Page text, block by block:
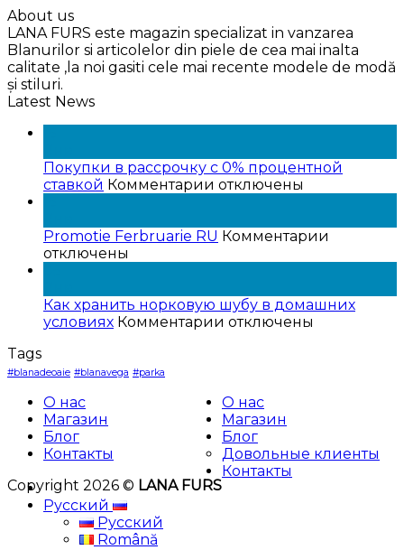
About us
LANA FURS este magazin specializat in vanzarea
Blanurilor si articolelor din piele de cea mai inalta
calitate ,la noi gasiti cele mai recente modele de modă
și stiluri.
Latest News
Покупки в рассрочку с 0% процентной
ставкой Комментарии к
в
процентной
ставкой
отключены
Promotie Ferbruarie RU Комментарии
RU
отключены
Как хранить норковую шубу в домашних
условиях Комментарии к
шубу
в
домашних
условиях
отключены
Tags
#blanadeoaie #blanavega #parka
О нас
Магазин
Блог
Контакты
Copyright 2026 © LANA FURS
О нас
Магазин
Блог
Довольные клиенты
Контакты
Русский
Русский
Română